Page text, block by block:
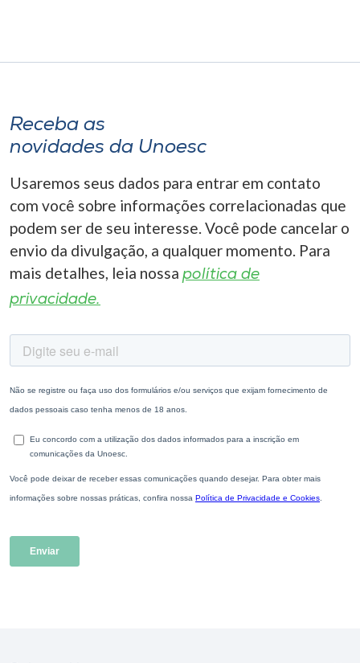
Receba as
novidades da Unoesc
Usaremos seus dados para entrar em contato
com você sobre informações correlacionadas que
podem ser de seu interesse. Você pode cancelar o
envio da divulgação, a qualquer momento. Para
mais detalhes, leia nossa política de
privacidade.